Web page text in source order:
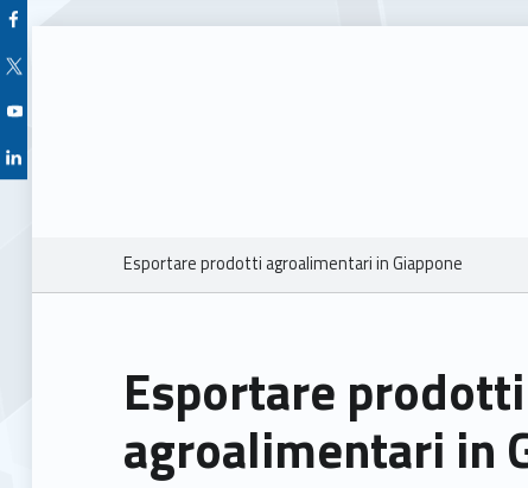
Facebook Unioncamere Veneto
Twitter Unioncamere Veneto
Youtube Unioncamere Veneto
Linkedin Unioncamere Veneto
Breadcrumbs navigation
Esportare prodotti agroalimentari in Giappone
Esportare prodotti
agroalimentari in